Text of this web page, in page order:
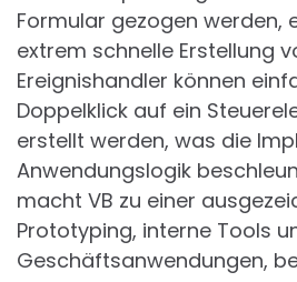
Formular gezogen werden,
extrem schnelle Erstellung
Ereignishandler können
Doppelklick auf ein
erstellt werden, was die
Anwendungslogik
macht VB zu einer
Prototyping, interne Tools
Geschäftsanwendungen,